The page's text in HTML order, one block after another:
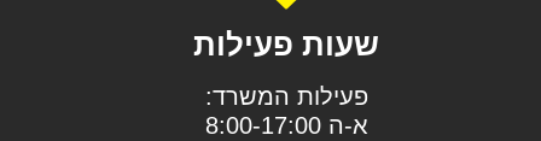
שעות פעילות
פעילות המשרד:
א-ה 8:00-17:00